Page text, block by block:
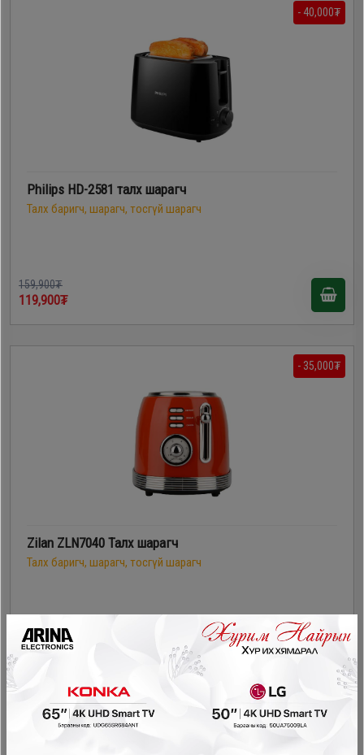
- 40,000₮
Philips HD-2581 талх шарагч
Талх баригч, шарагч, тосгүй шарагч
159,900₮
119,900₮
- 35,000₮
Zilan ZLN7040 Талх шарагч
Талх баригч, шарагч, тосгүй шарагч
159,900₮
124,900₮